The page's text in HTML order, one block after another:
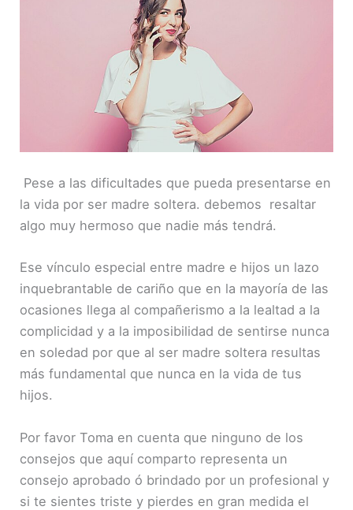
Pese a las dificultades que pueda presentarse en
la vida por ser madre soltera. debemos resaltar
algo muy hermoso que nadie más tendrá.
Ese vínculo especial entre madre e hijos un lazo
inquebrantable de cariño que en la mayoría de las
ocasiones llega al compañerismo a la lealtad a la
complicidad y a la imposibilidad de sentirse nunca
en soledad por que al ser madre soltera resultas
más fundamental que nunca en la vida de tus
hijos.
Por favor Toma en cuenta que ninguno de los
consejos que aquí comparto representa un
consejo aprobado ó brindado por un profesional y
si te sientes triste y pierdes en gran medida el